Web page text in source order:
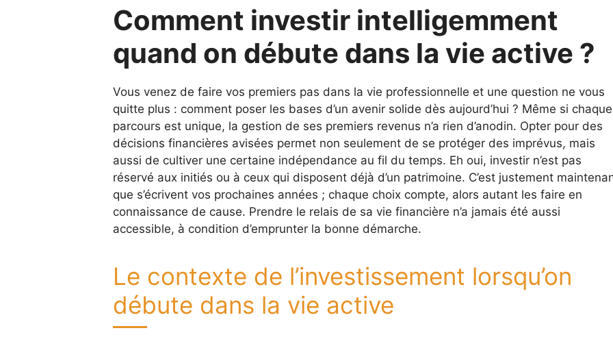
Comment investir intelligemment
quand on débute dans la vie active ?
Vous venez de faire vos premiers pas dans la vie professionnelle et une question ne vous
quitte plus : comment poser les bases d’un avenir solide dès aujourd’hui ? Même si chaque
parcours est unique, la gestion de ses premiers revenus n’a rien d’anodin. Opter pour des
décisions financières avisées permet non seulement de se protéger des imprévus, mais
aussi de cultiver une certaine indépendance au fil du temps. Eh oui, investir n’est pas
réservé aux initiés ou à ceux qui disposent déjà d’un patrimoine. C’est justement
que s’écrivent vos prochaines années ; chaque choix compte, alors autant les faire en
connaissance de cause. Prendre le relais de sa vie financière n’a jamais été aussi
accessible, à condition d’emprunter la bonne démarche.
Le contexte de l’investissement lorsqu’on
débute dans la vie active